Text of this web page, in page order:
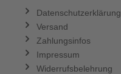
Datenschutzerklärung
Versand
Zahlungsinfos
Impressum
Widerrufsbelehrung